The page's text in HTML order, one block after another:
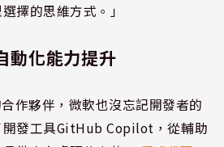
擇的思維方式。」
動化能力提升
作夥伴，微軟也沒忘記開發者的
開發工具GitHub Copilot，從輔助